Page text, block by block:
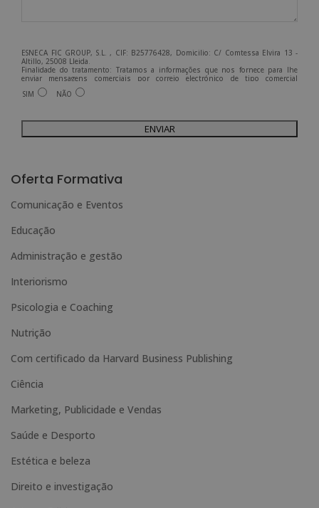
ESNECA FIC GROUP, S.L. , CIF: B25776428, Domicilio: C/ Comtessa Elvira 13 -
Altillo, 25008 Lleida.
Finalidade do tratamento: Tratamos a informações que nos fornece para lhe
enviar mensagens comerciais por correio electrónico de tipo comercial
relacionadas com os produtos oferecidos e outros produtos que possam ser do
seu interesse.
contactando-nos para o endereço admin@grupoesneca.com.
Para mais informações, consulte a nossa Política de Privacidade.
Deseja receber informação comercial (por telefone e/ou correio electrónico):
SIM NÃO
e
r
n
i
v
e
Oferta Formativa
Comunicação e Eventos
Educação
Administração e gestão
Interiorismo
Psicologia e Coaching
Nutrição
Com certificado da Harvard Business Publishing
Ciência
Marketing, Publicidade e Vendas
Saúde e Desporto
Estética e beleza
Direito e investigação